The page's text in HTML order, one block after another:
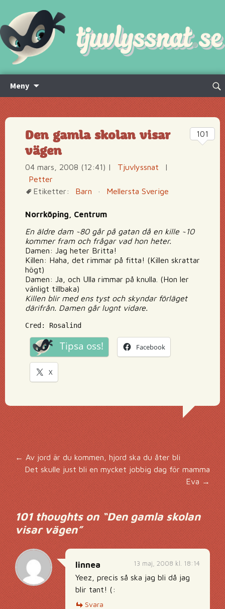
Meny
innehåll
Sök
Den gamla skolan visar
vägen
04 mars, 2008 (12:41) | Tjuvlyssnat
|
Petter
Etiketter:
Barn · Mellersta Sverige
Norrköping, Centrum
En äldre dam ~80 går på gatan då en kille ~10
kommer fram och frågar vad hon heter.
Damen: Jag heter Britta!
Killen: Haha, det rimmar på fitta! (Killen skrattar
högt)
Damen: Ja, och Ulla rimmar på knulla. (Hon ler
vänligt tillbaka)
Killen blir med ens tyst och skyndar förläget
därifrån. Damen går lugnt vidare.
Cred: Rosalind
Tipsa oss! Facebook
X
101
Inläggsnavigering
← Av jord är du kommen, hjord ska du åter bli
Det skulle just bli en mycket jobbig dag för mamma
Eva →
101 thoughts on “Den gamla skolan
visar vägen”
13 maj, 2008 kl. 18:14
linnea
Yeez, precis så ska jag bli då jag
blir tant! (:
Svara